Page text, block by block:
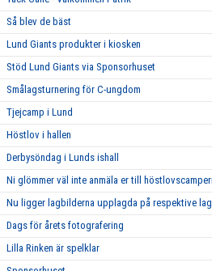
Så blev de bäst
Lund Giants produkter i kiosken
Stöd Lund Giants via Sponsorhuset
Smålagsturnering för C-ungdom
Tjejcamp i Lund
Höstlov i hallen
Derbysöndag i Lunds ishall
Ni glömmer väl inte anmäla er till
Nu ligger lagbilderna upplagda på respektive
Dags för årets fotografering
Lilla Rinken är spelklar